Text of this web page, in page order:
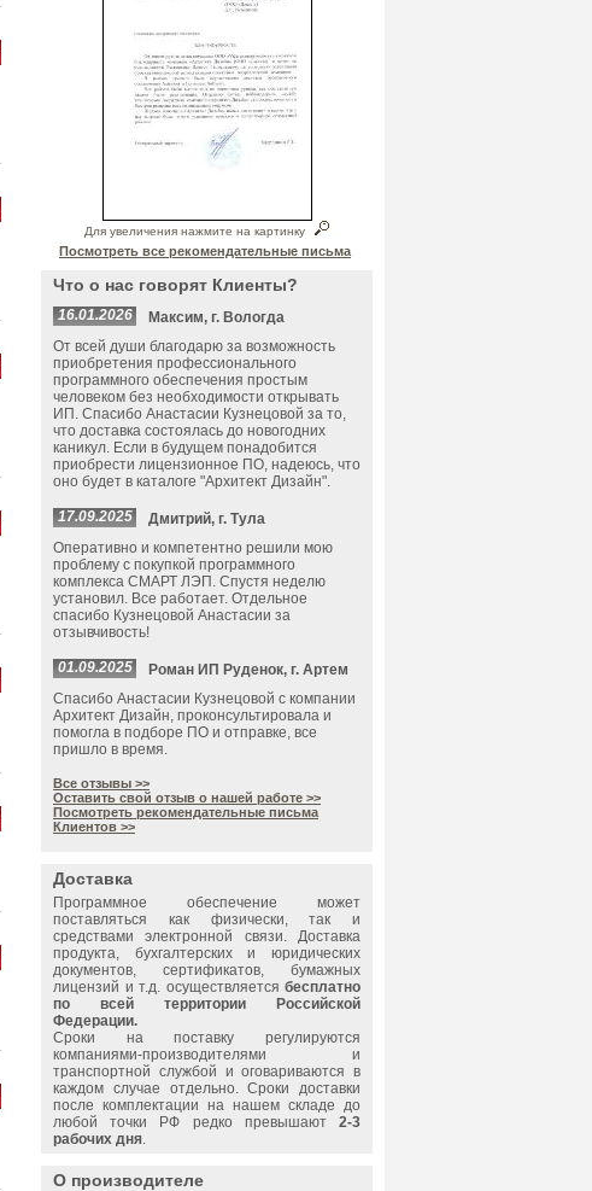
Для увеличения нажмите на картинку
Посмотреть все рекомендательные письма
Что о нас говорят Клиенты?
16.01.2026
Максим, г. Вологда
От всей души благодарю за возможность
приобретения профессионального
программного обеспечения простым
человеком без необходимости открывать
ИП. Спасибо Анастасии Кузнецовой за то,
что доставка состоялась до новогодних
каникул. Если в будущем понадобится
приобрести лицензионное ПО, надеюсь, что
оно будет в каталоге "Архитект Дизайн".
17.09.2025
Дмитрий, г. Тула
Оперативно и компетентно решили мою
проблему с покупкой программного
комплекса СМАРТ ЛЭП. Спустя неделю
установил. Все работает. Отдельное
спасибо Кузнецовой Анастасии за
отзывчивость!
01.09.2025
Роман ИП Руденок, г. Артем
Спасибо Анастасии Кузнецовой с компании
Архитект Дизайн, проконсультировала и
помогла в подборе ПО и отправке, все
пришло в время.
Все отзывы >>
Оставить свой отзыв о нашей работе >>
Посмотреть рекомендательные письма
Клиентов >>
Доставка
Программное обеспечение может
поставляться как физически, так и
средствами электронной связи. Доставка
продукта, бухгалтерских и юридических
документов, сертификатов, бумажных
лицензий и т.д. осуществляется бесплатно
по всей территории Российской
Федерации.
Сроки на поставку регулируются
компаниями-производителями и
транспортной службой и оговариваются в
каждом случае отдельно. Сроки доставки
после комплектации на нашем складе до
любой точки РФ редко превышают 2-3
рабочих дня.
О производителе